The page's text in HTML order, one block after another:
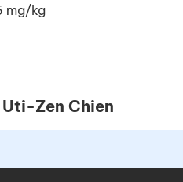
mg/kg
Zen Chien